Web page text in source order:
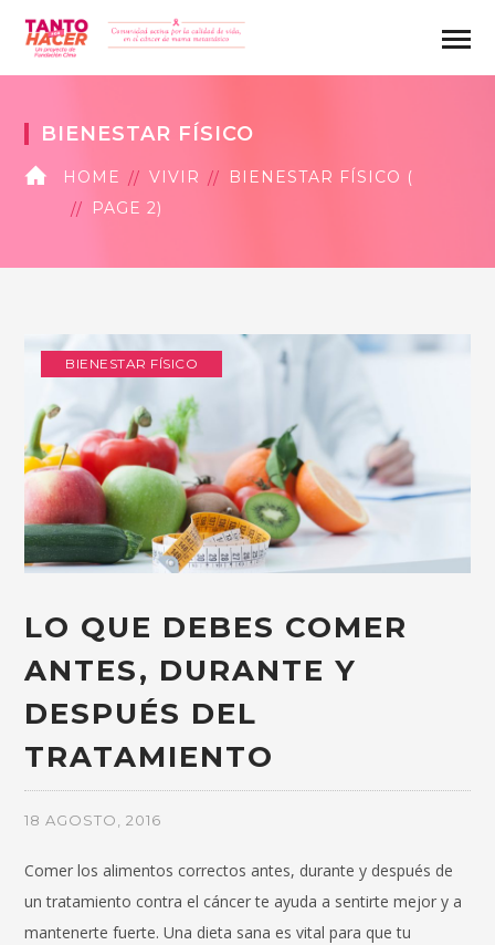
BIENESTAR FÍSICO
HOME VIVIR BIENESTAR FÍSICO (
PAGE 2)
BIENESTAR FÍSICO
LO QUE DEBES COMER
ANTES, DURANTE Y
DESPUÉS DEL
TRATAMIENTO
18 AGOSTO, 2016
Comer los alimentos correctos antes, durante y después de
un tratamiento contra el cáncer te ayuda a sentirte mejor y a
mantenerte fuerte. Una dieta sana es vital para que tu